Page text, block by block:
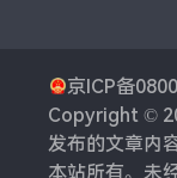
京ICP备
Copyright ©
发布的文章内
本站所有。未